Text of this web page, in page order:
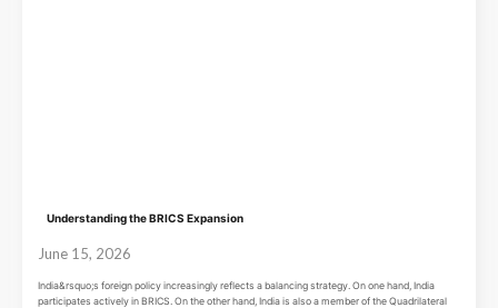
Understanding the BRICS Expansion
June 15, 2026
India&rsquo;s foreign policy increasingly reflects a balancing strategy. On one hand, India
participates actively in BRICS. On the other hand, India is also a member of the Quadrilateral